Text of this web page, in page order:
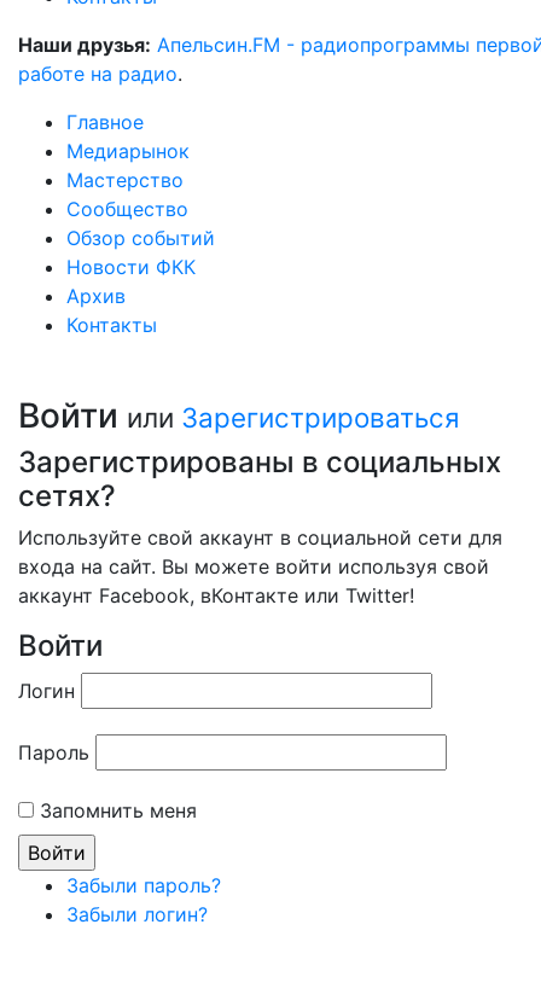
Наши друзья: Апельсин.FM - радиопрограммы
работе на радио.
Главное
Медиарынок
Мастерство
Сообщество
Обзор событий
Новости ФКК
Архив
Контакты
Войти или Зарегистрироваться
Зарегистрированы в социальных
сетях?
Используйте свой аккаунт в социальной сети для
входа на сайт. Вы можете войти используя свой
аккаунт Facebook, вКонтакте или Twitter!
Войти
Логин
Пароль
Запомнить меня
Забыли пароль?
Забыли логин?